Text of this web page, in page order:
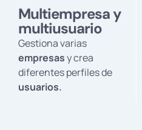
Multiempresa y
multiusuario
Gestiona varias
empresasy crea
diferentes perfiles de
usuarios.